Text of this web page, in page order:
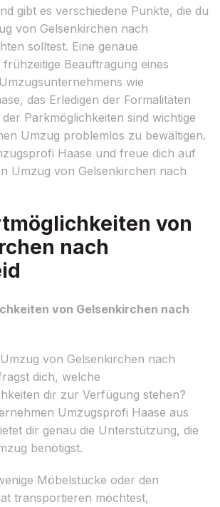
gibt es verschiedene Punkte, die du
von Gelsenkirchen nach
solltest. Eine genaue
Beauftragung eines
wie
das Erledigen der Formalitäten
Parkmöglichkeiten sind wichtige
Umzug problemlos zu bewältigen.
Haase und freue dich auf
Umzug von Gelsenkirchen nach
von
nach
von Gelsenkirchen nach
von Gelsenkirchen nach
dich, welche
dir zur Verfügung stehen?
Umzugsprofi Haase aus
dir genau die Unterstützung, die
benötigst.
Möbelstücke oder den
transportieren möchtest,